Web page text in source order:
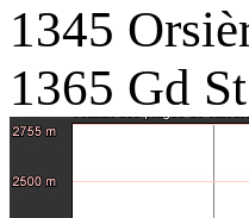
1345
1365 Gd